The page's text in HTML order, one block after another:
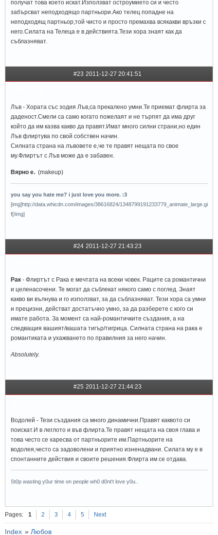
получат това което искат.Използват остроумието си и често
забърсват неподходящо партньори.Ако телец попадне на
неподходящ партньор,той чисто и просто премахва всякакви връзки с
него.Силата на Телеца е в действията.Тези хора знаят как да
съблазняват.
#23 2011-12-27 20:41:51
Лъв - Хората със зодия Лъв,са прекалено умни.Те приемат флирта за
даденост.Смели са само когато пожелаят и не търпят да има друг
който да им казва какво да правят.Имат много силни страни,но един
Лъв флиртува по свой собствен начин.
Силната страна на лъвовете е,че те правят нещата по свое
му.Флиртът с Лъв може да е забавен.
Вярно е. (makeup)
you say you hate me? i just love you more. :3
[img]http://data.whicdn.com/images/38616824/1348799191233779_animate_large.gi
f[/img]
#24 2011-12-27 21:43:23
Рак - Флиртът с Рака е мечтата на всеки човек. Раците са романтични
и целенасочени. Те могат да съблекат някого само с поглед. Знаят
какво ви вълнува и го използват, за да съблазняват. Тези хора са умни
и прецизни, действат достатъчно умно, за да разберете с кого си
имате работа. За момент са най-романтичките създания, а на
следващия вашият/вашата тигър/тигрица. Силната страна на рака е
романтиката и ухажването по правилния за него начин.
Аbsolutely.
#25 2011-12-27 21:44:23
Водолей - Тези създания са много динамични.Правят каквото си
поискат.И в леглото и във флирта.Те правят нещата на своя глава и
това често се харесва от партньорите им.Партньорите на
водолея,често са задоволени и приятно изненадвани. Силата му е в
спонтанните действия и своите решения.Флирта им се отдава.
St0p wasting y0ur time on people wh0 d0nt't love y0u..
Pages: 1 2 3 4 5 Next
Index » Любов